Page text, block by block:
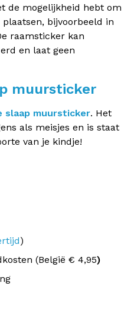
de mogelijkheid hebt om
bijvoorbeeld in
raamsticker kan
en laat geen
muursticker
slaap muursticker. Het
als meisjes en is staat
van je kindje!
)
(België € 4,95)